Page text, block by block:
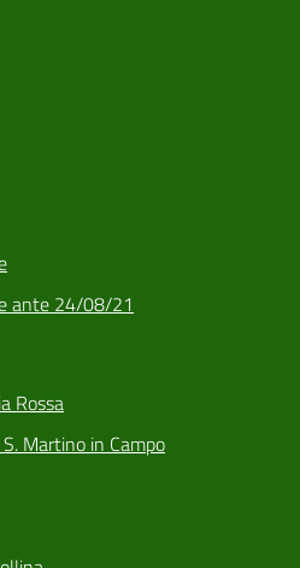
ante 24/08/21
Rossa
Martino in Campo